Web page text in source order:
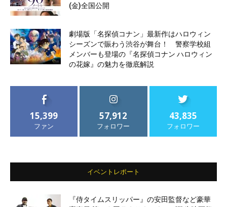
(金)全国公開
劇場版「名探偵コナン」最新作はハロウィン
シーズンで賑わう渋谷が舞台！ 警察学校組
メンバーも登場の『名探偵コナン ハロウィン
の花嫁』の魅力を徹底解説
15,399
ファン
57,912
フォロワー
43,835
フォロワー
イベントレポート
『侍タイムスリッパー』の安田監督など豪華